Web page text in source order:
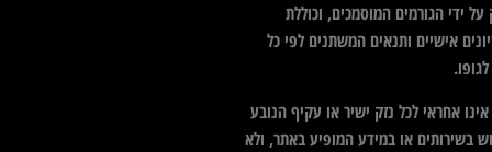
על ידי הגורמים המוסמכים, וכוללת
אישיים ותנאים המשתנים לפי כל
אחראי לכל נזק ישיר או עקיף הנובע
בשירותים או במידע המופיע באתר, ולא